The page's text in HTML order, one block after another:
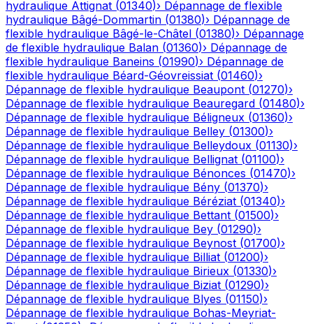
hydraulique Attignat (01340)› Dépannage de flexible
hydraulique Bâgé-Dommartin (01380)› Dépannage de
flexible hydraulique Bâgé-le-Châtel (01380)› Dépannage
de flexible hydraulique Balan (01360)› Dépannage de
flexible hydraulique Baneins (01990)› Dépannage de
flexible hydraulique Béard-Géovreissiat (01460)›
Dépannage de flexible hydraulique Beaupont (01270)›
Dépannage de flexible hydraulique Beauregard (01480)›
Dépannage de flexible hydraulique Béligneux (01360)›
Dépannage de flexible hydraulique Belley (01300)›
Dépannage de flexible hydraulique Belleydoux (01130)›
Dépannage de flexible hydraulique Bellignat (01100)›
Dépannage de flexible hydraulique Bénonces (01470)›
Dépannage de flexible hydraulique Bény (01370)›
Dépannage de flexible hydraulique Béréziat (01340)›
Dépannage de flexible hydraulique Bettant (01500)›
Dépannage de flexible hydraulique Bey (01290)›
Dépannage de flexible hydraulique Beynost (01700)›
Dépannage de flexible hydraulique Billiat (01200)›
Dépannage de flexible hydraulique Birieux (01330)›
Dépannage de flexible hydraulique Biziat (01290)›
Dépannage de flexible hydraulique Blyes (01150)›
Dépannage de flexible hydraulique Bohas-Meyriat-